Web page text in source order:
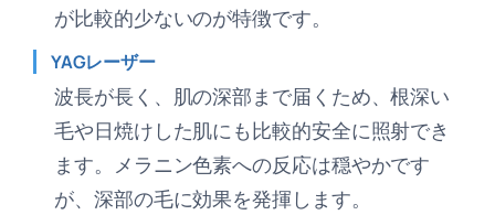
が比較的少ないのが特徴です。
YAGレーザー
波長が長く、肌の深部まで届くため、根深い
毛や日焼けした肌にも比較的安全に照射でき
ます。メラニン色素への反応は穏やかです
が、深部の毛に効果を発揮します。